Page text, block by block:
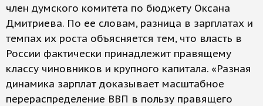
член думского комитета по бюджету Оксана
Дмитриева. По ее словам, разница в зарплатах и
темпах их роста объясняется тем, что власть в
России фактически принадлежит правящему
классу чиновников и крупного капитала. «Разная
динамика зарплат доказывает масштабное
перераспределение ВВП в пользу правящего